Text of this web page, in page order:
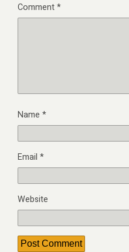
Comment*
Name *
Email *
Website